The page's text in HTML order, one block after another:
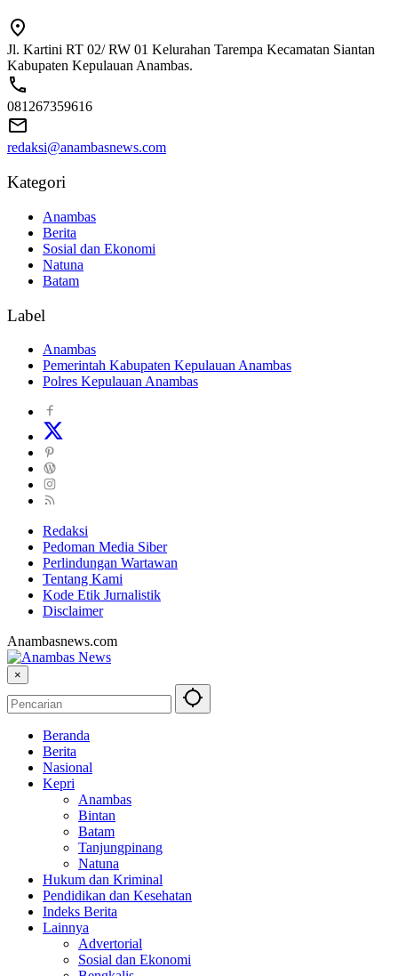
Jl. Kartini RT 02/ RW 01 Kelurahan Tarempa Kecamatan Siantan
Kabupaten Kepulauan Anambas.
081267359616
redaksi@anambasnews.com
Kategori
Anambas
Berita
Sosial dan Ekonomi
Natuna
Batam
Label
Anambas
Pemerintah Kabupaten Kepulauan Anambas
Polres Kepulauan Anambas
Redaksi
Pedoman Media Siber
Perlindungan Wartawan
Tentang Kami
Kode Etik Jurnalistik
Disclaimer
Anambasnews.com
×
Beranda
Berita
Nasional
Kepri
Anambas
Bintan
Batam
Tanjungpinang
Natuna
Hukum dan Kriminal
Pendidikan dan Kesehatan
Indeks Berita
Lainnya
Advertorial
Sosial dan Ekonomi